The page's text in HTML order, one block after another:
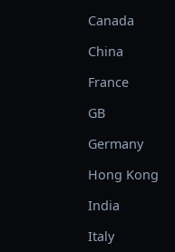
Canada
China
France
GB
Germany
Hong Kong
India
Italy